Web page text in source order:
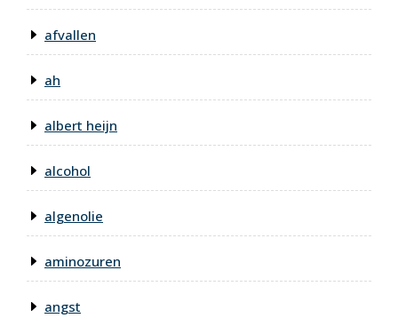
afvallen
ah
albert heijn
alcohol
algenolie
aminozuren
angst